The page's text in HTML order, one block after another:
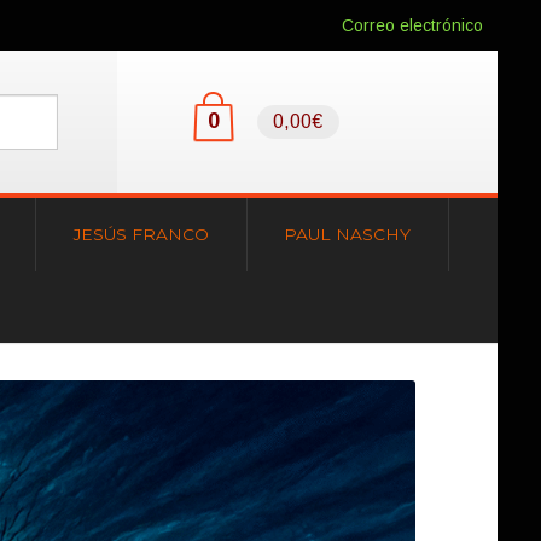
Correo electrónico
0 0,00€
JESÚS FRANCO PAUL NASCHY